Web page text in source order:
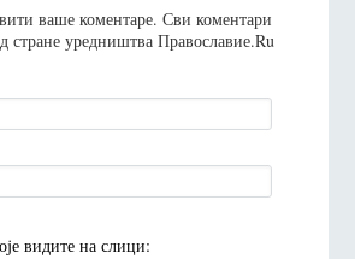
ваше коментаре. Сви коментари
стране уредништва Православие.Ru
видите на слици: